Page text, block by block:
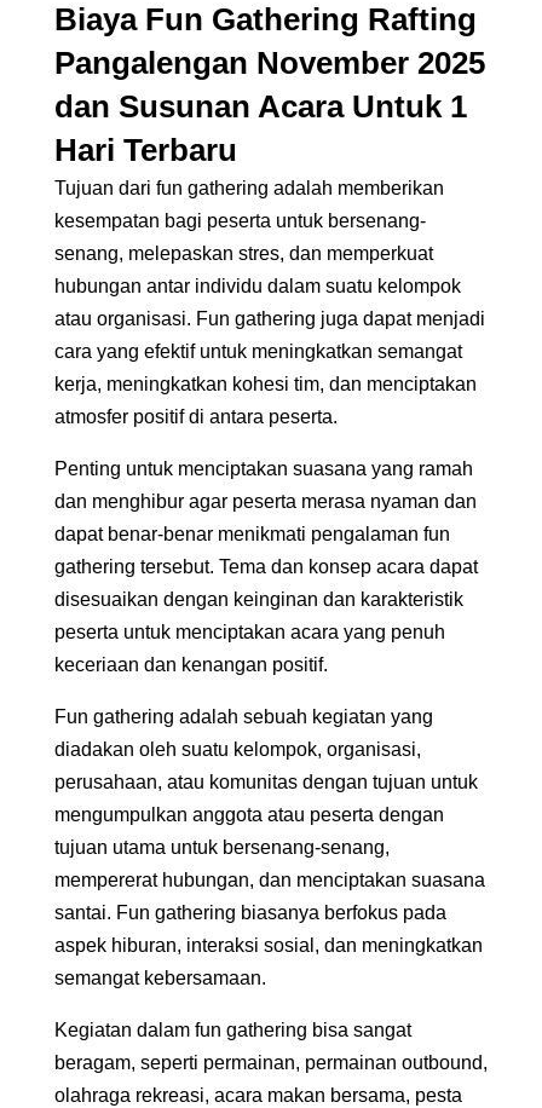
Biaya Fun Gathering Rafting
Pangalengan November 2025
dan Susunan Acara Untuk 1
Hari Terbaru
Tujuan dari fun gathering adalah memberikan
kesempatan bagi peserta untuk bersenang-
senang, melepaskan stres, dan memperkuat
hubungan antar individu dalam suatu kelompok
atau organisasi. Fun gathering juga dapat menjadi
cara yang efektif untuk meningkatkan semangat
kerja, meningkatkan kohesi tim, dan menciptakan
atmosfer positif di antara peserta.
Penting untuk menciptakan suasana yang ramah
dan menghibur agar peserta merasa nyaman dan
dapat benar-benar menikmati pengalaman fun
gathering tersebut. Tema dan konsep acara dapat
disesuaikan dengan keinginan dan karakteristik
peserta untuk menciptakan acara yang penuh
keceriaan dan kenangan positif.
Fun gathering adalah sebuah kegiatan yang
diadakan oleh suatu kelompok, organisasi,
perusahaan, atau komunitas dengan tujuan untuk
mengumpulkan anggota atau peserta dengan
tujuan utama untuk bersenang-senang,
mempererat hubungan, dan menciptakan suasana
santai. Fun gathering biasanya berfokus pada
aspek hiburan, interaksi sosial, dan meningkatkan
semangat kebersamaan.
Kegiatan dalam fun gathering bisa sangat
beragam, seperti permainan, permainan outbound,
olahraga rekreasi, acara makan bersama, pesta